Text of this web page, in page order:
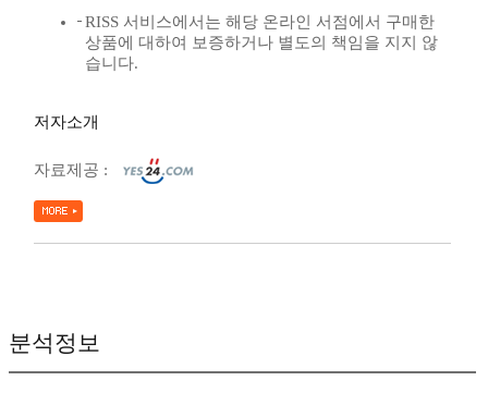
RISS 서비스에서는 해당 온라인 서점에서 구매한
상품에 대하여 보증하거나 별도의 책임을 지지 않
습니다.
저자소개
자료제공 :
분석정보